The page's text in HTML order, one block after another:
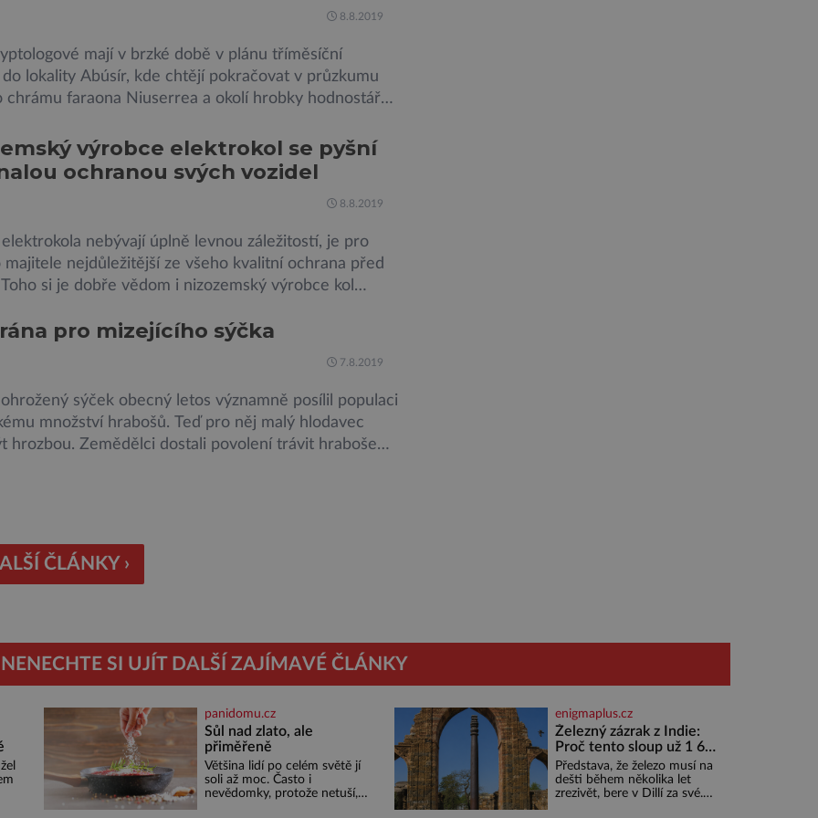
8.8.2019
mají v brzké době v plánu tříměsíční
lokality Abúsír, kde chtějí pokračovat v průzkumu
chrámu faraona Niuserrea a okolí hrobky hodnostáře
je v plánu také zpracování vykopaných předmětů. „V
výzkumů není moc času na zpracování nálezů.
si na to tedy měsíc, kdy […]
výrobce elektrokol se pyšní
ochranou svých vozidel
8.8.2019
nebývají úplně levnou záležitostí, je pro
majitele nejdůležitější ze všeho kvalitní ochrana před
si je dobře vědom i nizozemský výrobce kol
na světě. Skutečně nepřehání? Pokud se podrobněji
pro mizejícího sýčka
7.8.2019
sýček obecný letos významně posílil populaci
množství hrabošů. Teď pro něj malý hlodavec
hrozbou. Zemědělci dostali povolení trávit hraboše
Ústředního kontrolního a zkušebního ústavu
[…]
ČLÁNKY ›
NENECHTE SI UJÍT DALŠÍ ZAJÍMAVÉ ČLÁNKY
panidomu.cz
Sůl nad zlato, ale
přiměřeně
Většina lidí po celém světě jí
soli až moc. Často i
nevědomky, protože netuší,
enigmaplus.cz
Železný zázrak z Indie:
Proč tento sloup už 1 600
let nezná rez?
Představa, že železo musí na
dešti během několika let
zrezivět, bere v Dillí za své.